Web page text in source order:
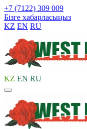
+7 (7122) 309 009
Бізге хабарласыңыз
KZ EN RU
KZ EN RU